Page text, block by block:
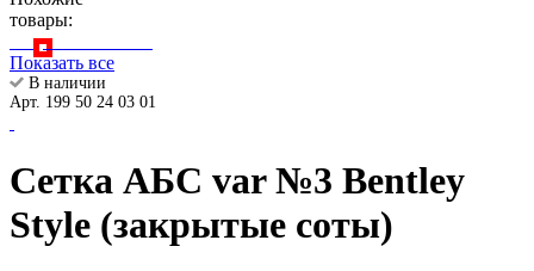
товары:
Показать все
В наличии
Арт. 199 50 24 03 01
Сетка АБС var №3 Bentley
Style (закрытые соты)